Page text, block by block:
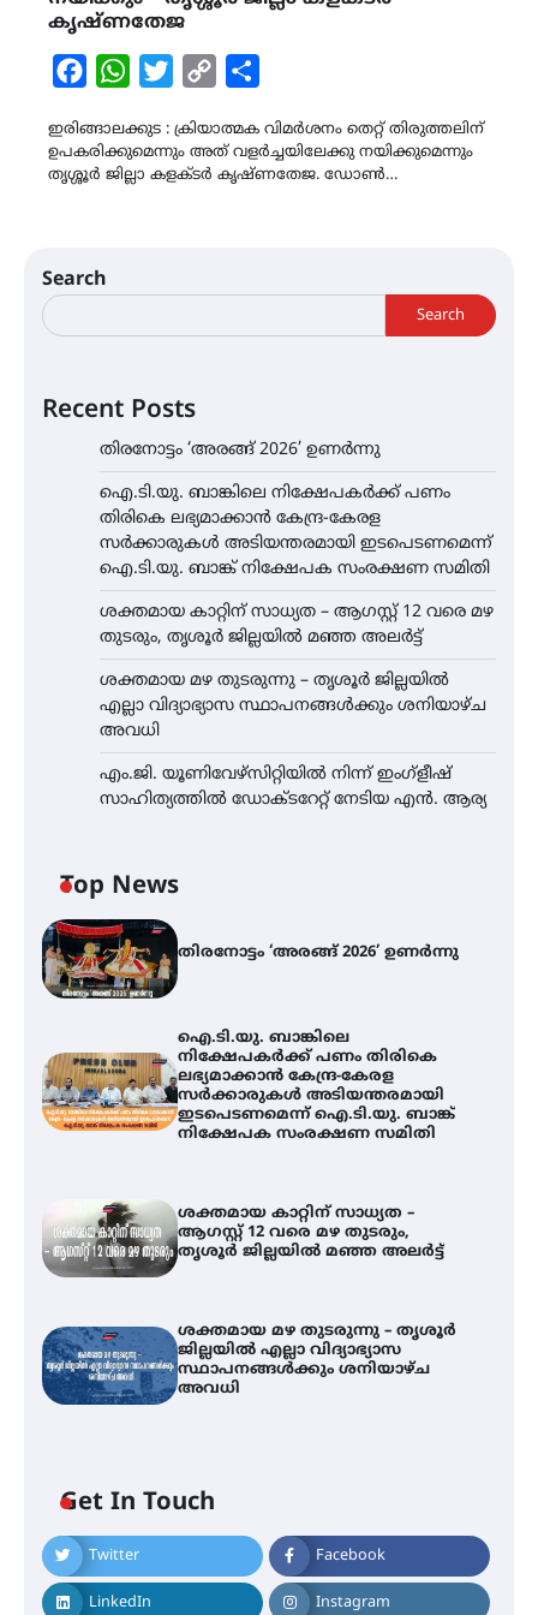
കൃഷ്ണതേജ
FacebookWhatsAppTwitterCopy
ഇരിങ്ങാലക്കുട : ക്രിയാത്മക വിമർശനം തെറ്റ് തിരുത്തലിന്
ഉപകരിക്കുമെന്നും അത് വളർച്ചയിലേക്കു നയിക്കുമെന്നും
തൃശ്ശൂർ ജില്ലാ കളക്ടർ കൃഷ്ണതേജ. ഡോൺ…
Search
Search
Recent Posts
തിരനോട്ടം ‘അരങ്ങ് 2026’ ഉണർന്നു
ഐ.ടി.യു. ബാങ്കിലെ നിക്ഷേപകർക്ക് പണം
തിരികെ ലഭ്യമാക്കാൻ കേന്ദ്ര-കേരള
സർക്കാരുകൾ അടിയന്തരമായി ഇടപെടണമെന്ന്
ഐ.ടി.യു. ബാങ്ക് നിക്ഷേപക സംരക്ഷണ സമിതി
ശക്തമായ കാറ്റിന് സാധ്യത – ആഗസ്റ്റ് 12 വരെ മഴ
തുടരും, തൃശൂർ ജില്ലയിൽ മഞ്ഞ അലർട്ട്
ശക്തമായ മഴ തുടരുന്നു – തൃശൂർ ജില്ലയിൽ
എല്ലാ വിദ്യാഭ്യാസ സ്ഥാപനങ്ങൾക്കും ശനിയാഴ്ച
അവധി
എം.ജി. യൂണിവേഴ്‌സിറ്റിയിൽ നിന്ന് ഇംഗ്ളീഷ്
സാഹിത്യത്തിൽ ഡോക്ടറേറ്റ് നേടിയ എൻ. ആര്യ
Top News
തിരനോട്ടം ‘അരങ്ങ് 2026’ ഉണർന്നു
ഐ.ടി.യു. ബാങ്കിലെ
നിക്ഷേപകർക്ക് പണം തിരികെ
ലഭ്യമാക്കാൻ കേന്ദ്ര-കേരള
സർക്കാരുകൾ അടിയന്തരമായി
ഇടപെടണമെന്ന് ഐ.ടി.യു. ബാങ്ക്
നിക്ഷേപക സംരക്ഷണ സമിതി
ശക്തമായ കാറ്റിന് സാധ്യത –
ആഗസ്റ്റ് 12 വരെ മഴ തുടരും,
തൃശൂർ ജില്ലയിൽ മഞ്ഞ അലർട്ട്
ശക്തമായ മഴ തുടരുന്നു – തൃശൂർ
ജില്ലയിൽ എല്ലാ വിദ്യാഭ്യാസ
സ്ഥാപനങ്ങൾക്കും ശനിയാഴ്ച
അവധി
Get In Touch
Twitter Facebook
LinkedIn Instagram
ഐ.ടി.യു. ബാങ്കിലെ
നിക്ഷേപകർക്ക് പണം തിരികെ
ലഭ്യമാക്കാൻ കേന്ദ്ര-കേരള
ആഗസ്റ്റ് 12 വരെ മഴ തുടരും,
തൃശൂർ ജില്ലയിൽ മഞ്ഞ അലർട്ട്